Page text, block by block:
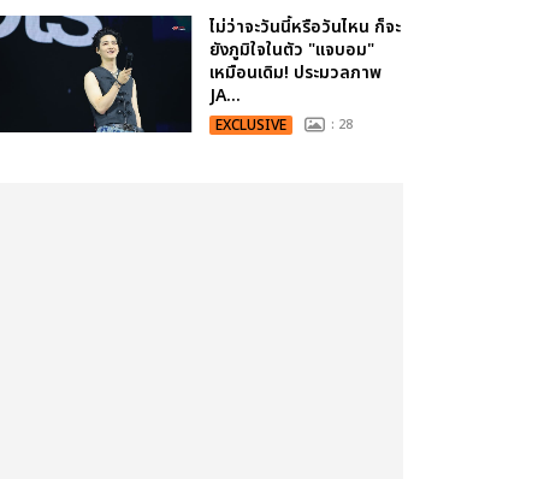
ไม่ว่าจะวันนี้หรือวันไหน ก็จะ
ยังภูมิใจในตัว "แจบอม"
เหมือนเดิม! ประมวลภาพ
JA...
EXCLUSIVE : 28